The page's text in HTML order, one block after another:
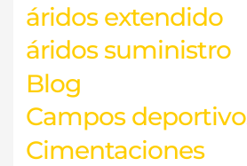
áridos extendido
áridos suministro
Blog
Campos
Cimentaciones